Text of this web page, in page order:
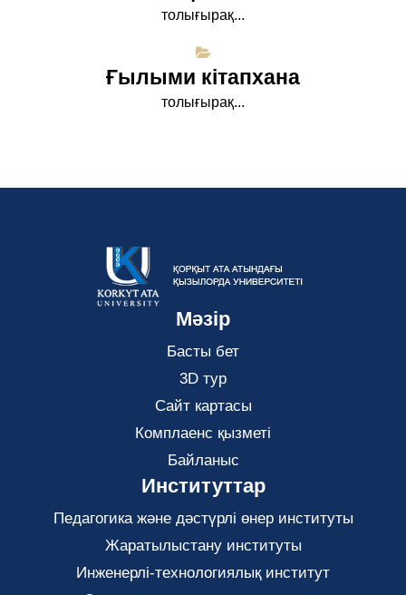
толығырақ...
Ғылыми кітапхана
толығырақ...
Мәзір
Басты бет
3D тур
Сайт картасы
Комплаенс қызметі
Байланыс
Институттар
Педагогика және дәстүрлі өнер институты
Жаратылыстану институты
Инженерлі-технологиялық институт